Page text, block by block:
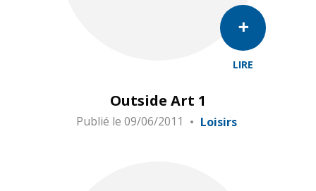
LIRE
Outside Art 1
Publié le 09/06/2011 Loisirs